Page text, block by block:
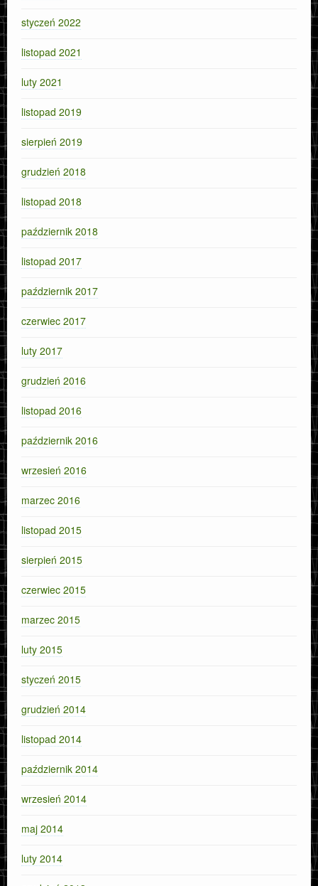
styczeń 2022
listopad 2021
luty 2021
listopad 2019
sierpień 2019
grudzień 2018
listopad 2018
październik 2018
listopad 2017
październik 2017
czerwiec 2017
luty 2017
grudzień 2016
listopad 2016
październik 2016
wrzesień 2016
marzec 2016
listopad 2015
sierpień 2015
czerwiec 2015
marzec 2015
luty 2015
styczeń 2015
grudzień 2014
listopad 2014
październik 2014
wrzesień 2014
maj 2014
luty 2014